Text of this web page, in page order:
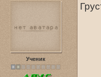
Ученик